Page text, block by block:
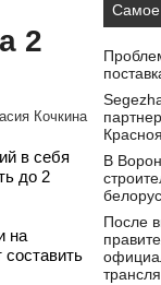
2
Кочкина
в себя
до 2
на
составить
Самое
В
После